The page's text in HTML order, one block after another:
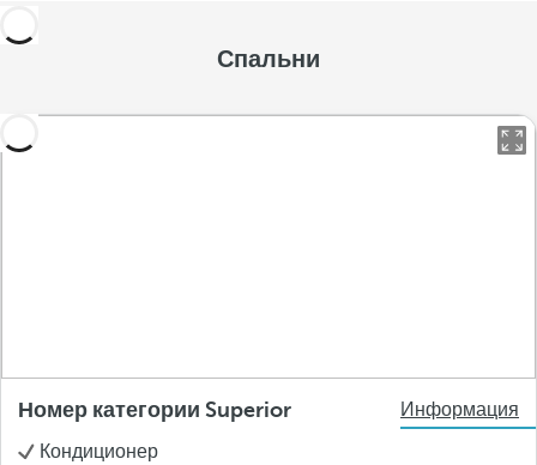
Спальни
Номер категории Superior
Информация
Кондиционер